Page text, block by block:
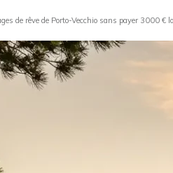
de rêve de Porto-Vecchio sans payer 3000 €